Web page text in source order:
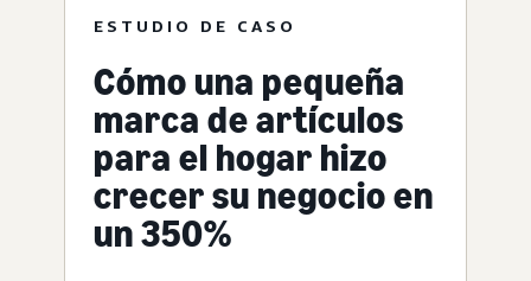
ESTUDIO DE CASO
Cómo una pequeña
marca de artículos
para el hogar hizo
crecer su negocio en
un 350%